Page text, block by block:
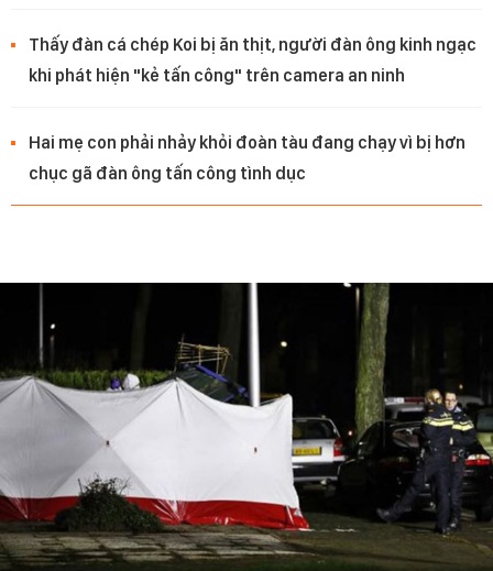
Thấy đàn cá chép Koi bị ăn thịt, người đàn ông kinh ngạc
khi phát hiện "kẻ tấn công" trên camera an ninh
Hai mẹ con phải nhảy khỏi đoàn tàu đang chạy vì bị hơn
chục gã đàn ông tấn công tình dục